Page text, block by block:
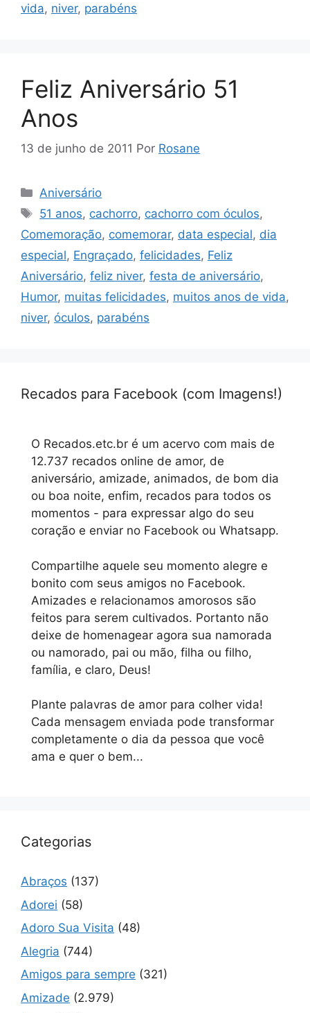
vida, niver, parabéns
Feliz Aniversário 51
Anos
13 de junho de 2011 Por Rosane
Categorias
Aniversário
Tags
51 anos, cachorro, cachorro com óculos,
Comemoração, comemorar, data especial, dia
especial, Engraçado, felicidades, Feliz
Aniversário, feliz niver, festa de aniversário,
Humor, muitas felicidades, muitos anos de vida,
niver, óculos, parabéns
Recados para Facebook (com Imagens!)
O Recados.etc.br é um acervo com mais de
12.737 recados online de amor, de
aniversário, amizade, animados, de bom dia
ou boa noite, enfim, recados para todos os
momentos - para expressar algo do seu
coração e enviar no Facebook ou Whatsapp.
Compartilhe aquele seu momento alegre e
bonito com seus amigos no Facebook.
Amizades e relacionamos amorosos são
feitos para serem cultivados. Portanto não
deixe de homenagear agora sua namorada
ou namorado, pai ou mão, filha ou filho,
família, e claro, Deus!
Plante palavras de amor para colher vida!
Cada mensagem enviada pode transformar
completamente o dia da pessoa que você
ama e quer o bem...
Categorias
Abraços (137)
Adorei (58)
Adoro Sua Visita (48)
Alegria (744)
Amigos para sempre (321)
Amizade (2.979)